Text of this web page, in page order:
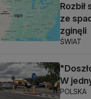
Rozbił
ze
zginęli
ŚWIAT
W
POLSKA